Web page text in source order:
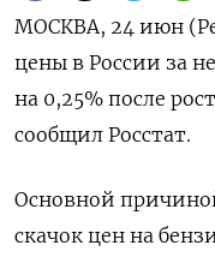
МОСКВА, 24 июн
цены в России за
на 0,25% после
сообщил Росстат.
Основной
скачок ‌цен на